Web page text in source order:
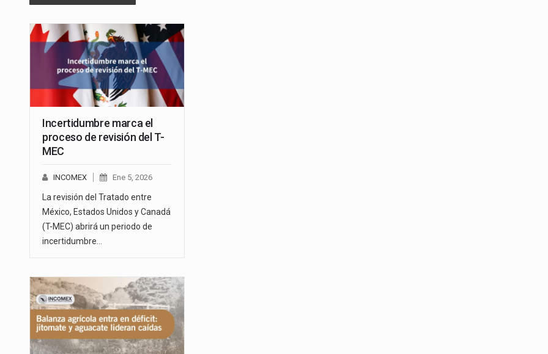
Incertidumbre marca el
proceso de revisión del T-
MEC
INCOMEX Ene 5, 2026
La revisión del Tratado entre
México, Estados Unidos y Canadá
(T-MEC) abrirá un periodo de
incertidumbre…